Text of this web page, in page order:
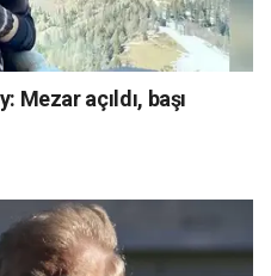
Mezar açıldı, başı